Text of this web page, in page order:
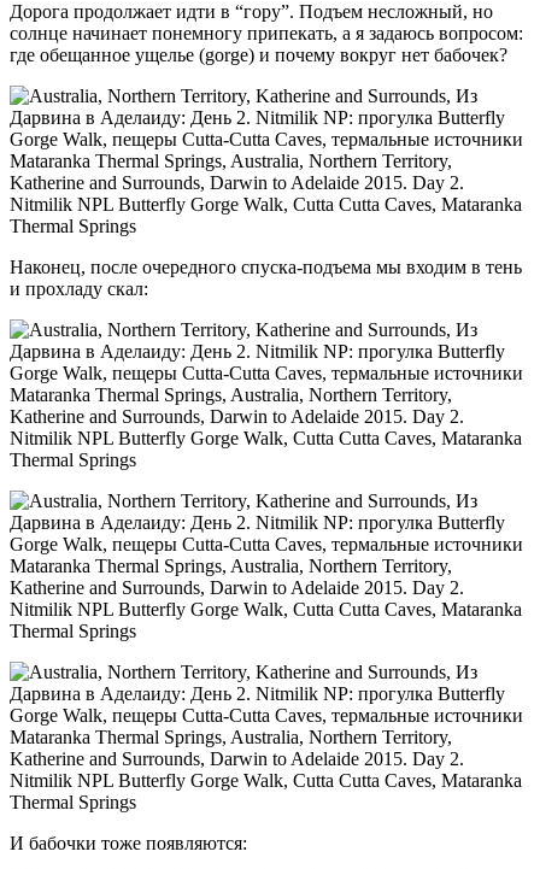
Дорога продолжает идти в “гору”. Подъем несложный, но
солнце начинает понемногу припекать, а я задаюсь вопросом:
где обещанное ущелье (gorge) и почему вокруг нет бабочек?
Наконец, после очередного спуска-подъема мы входим в тень
и прохладу скал:
И бабочки тоже появляются: